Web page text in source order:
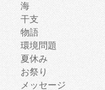
海
干支
物語
環境問題
夏休み
お祭り
メッセージ